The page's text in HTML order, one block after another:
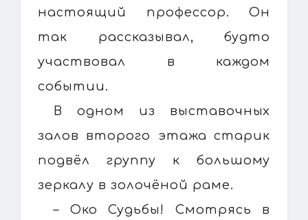
настоящий профессор. Он
так рассказывал, будто
участвовал в каждом
событии.
В одном из выставочных
залов второго этажа старик
подвёл группу к большому
зеркалу в золочёной раме.
– Око Судьбы! Смотрясь в